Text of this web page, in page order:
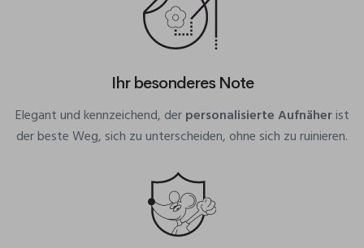
Ihr besonderes Note
Elegant und kennzeichend, derpersonalisierte Aufnäherist
der beste Weg, sich zu unterscheiden, ohne sich zu ruinieren.